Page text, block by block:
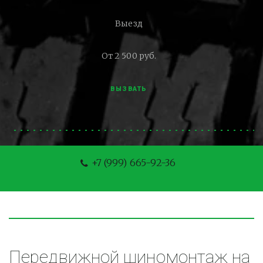
Выезд
От 2 500 руб.
ВЫЗВАТЬ
+7 (999) 665-92-36
Передвижной шиномонтаж на